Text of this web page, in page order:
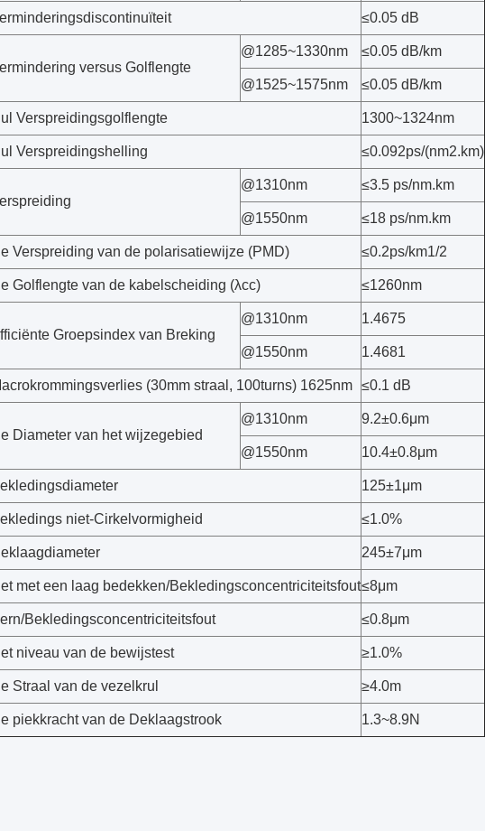
≤0.05 dB
versus Golflengte
@1285~1330nm ≤0.05 dB/km
@1525~1575nm ≤0.05 dB/km
Verspreidingsgolflengte 1300~1324nm
Verspreidingshelling ≤0.092ps/(nm2.km)
@1310nm ≤3.5 ps/nm.km
@1550nm ≤18 ps/nm.km
Verspreiding van de polarisatiewijze (PMD) ≤0.2ps/km1/2
Golflengte van de kabelscheiding (λcc) ≤1260nm
Groepsindex van Breking
@1310nm 1.4675
@1550nm 1.4681
(30mm straal, 100turns) 1625nm ≤0.1 dB
Diameter van het wijzegebied
@1310nm 9.2±0.6μm
@1550nm 10.4±0.8μm
125±1μm
niet-Cirkelvormigheid ≤1.0%
245±7μm
met een laag bedekken/Bekledingsconcentriciteitsfout≤8μm
Bekledingsconcentriciteitsfout ≤0.8μm
niveau van de bewijstest ≥1.0%
Straal van de vezelkrul ≥4.0m
piekkracht van de Deklaagstrook 1.3~8.9N